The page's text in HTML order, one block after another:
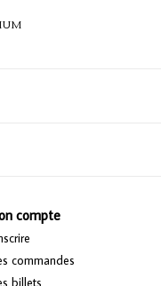
compte
commandes
billets